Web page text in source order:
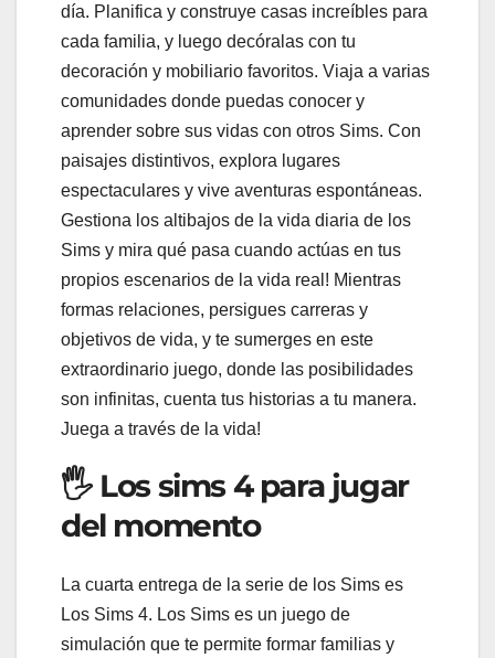
día. Planifica y construye casas increíbles para
cada familia, y luego decóralas con tu
decoración y mobiliario favoritos. Viaja a varias
comunidades donde puedas conocer y
aprender sobre sus vidas con otros Sims. Con
paisajes distintivos, explora lugares
espectaculares y vive aventuras espontáneas.
Gestiona los altibajos de la vida diaria de los
Sims y mira qué pasa cuando actúas en tus
propios escenarios de la vida real! Mientras
formas relaciones, persigues carreras y
objetivos de vida, y te sumerges en este
extraordinario juego, donde las posibilidades
son infinitas, cuenta tus historias a tu manera.
Juega a través de la vida!
🖐 Los sims 4 para jugar
del momento
La cuarta entrega de la serie de los Sims es
Los Sims 4. Los Sims es un juego de
simulación que te permite formar familias y